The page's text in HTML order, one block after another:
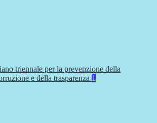
triennale per la prevenzione della
e della trasparenza 1